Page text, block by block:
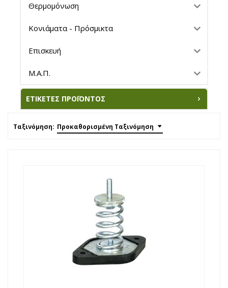
Θερμομόνωση
Κονιάματα - Πρόσμικτα
Επισκευή
Μ.Α.Π.
ΕΤΙΚΈΤΕΣ ΠΡΟΪΌΝΤΟΣ
Ταξινόμηση: Προκαθορισμένη Ταξινόμηση